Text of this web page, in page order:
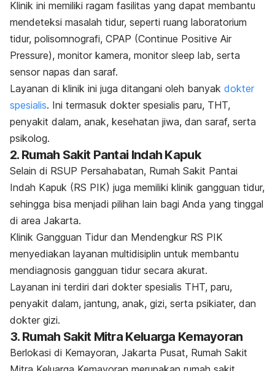
Klinik ini memiliki ragam fasilitas yang dapat membantu
mendeteksi masalah tidur, seperti ruang laboratorium
tidur, polisomnografi, CPAP (Continue Positive Air
Pressure), monitor kamera, monitor sleep lab, serta
sensor napas dan saraf.
Layanan di klinik ini juga ditangani oleh banyak dokter
spesialis. Ini termasuk dokter spesialis paru, THT,
penyakit dalam, anak, kesehatan jiwa, dan saraf, serta
psikolog.
2. Rumah Sakit Pantai Indah Kapuk
Selain di RSUP Persahabatan, Rumah Sakit Pantai
Indah Kapuk (RS PIK) juga memiliki klinik gangguan tidur,
sehingga bisa menjadi pilihan lain bagi Anda yang tinggal
di area Jakarta.
Klinik Gangguan Tidur dan Mendengkur RS PIK
menyediakan layanan multidisiplin untuk membantu
mendiagnosis gangguan tidur secara akurat.
Layanan ini terdiri dari dokter spesialis THT, paru,
penyakit dalam, jantung, anak, gizi, serta psikiater, dan
dokter gizi.
3. Rumah Sakit Mitra Keluarga Kemayoran
Berlokasi di Kemayoran, Jakarta Pusat, Rumah Sakit